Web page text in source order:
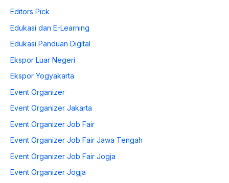
Editors Pick
Edukasi dan E-Learning
Edukasi Panduan Digital
Ekspor Luar Negeri
Ekspor Yogyakarta
Event Organizer
Event Organizer Jakarta
Event Organizer Job Fair
Event Organizer Job Fair Jawa Tengah
Event Organizer Job Fair Jogja
Event Organizer Jogja